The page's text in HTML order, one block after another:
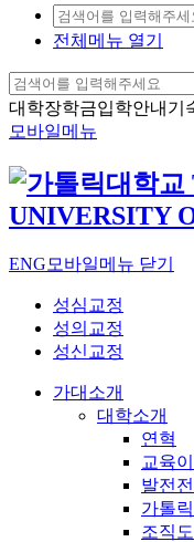
전체메뉴 열기
대학장학금입학안내 기
모바일메뉴
ENG 모바일메뉴 닫기
성심교정
성의교정
성신교정
가대소개
대학소개
연혁
교육
발전
가톨
조직도